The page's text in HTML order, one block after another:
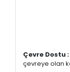
Çevre Dostu :
çevreye olan